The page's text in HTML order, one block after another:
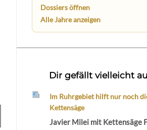
Dossiers öffnen
Alle Jahre anzeigen
Dir gefällt vielleicht
Im Ruhrgebiet hilft nur noch
Kettensäge
Javier Milei mit Kettensäge